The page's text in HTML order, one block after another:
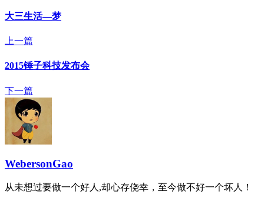
大三生活—梦
上一篇
2015锤子科技发布会
下一篇
WebersonGao
从未想过要做一个好人,却心存侥幸，至今做不好一个坏人！